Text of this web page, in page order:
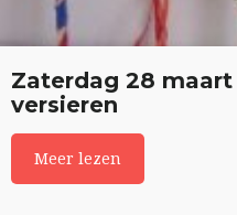
Zaterdag 28
versieren
Meer lezen